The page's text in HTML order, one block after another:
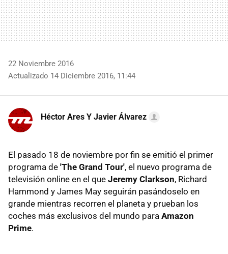
22 Noviembre 2016
Actualizado 14 Diciembre 2016, 11:44
Héctor Ares Y Javier Álvarez
El pasado 18 de noviembre por fin se emitió el primer
programa de 'The Grand Tour', el nuevo programa de
televisión online en el que Jeremy Clarkson, Richard
Hammond y James May seguirán pasándoselo en
grande mientras recorren el planeta y prueban los
coches más exclusivos del mundo para Amazon
Prime.